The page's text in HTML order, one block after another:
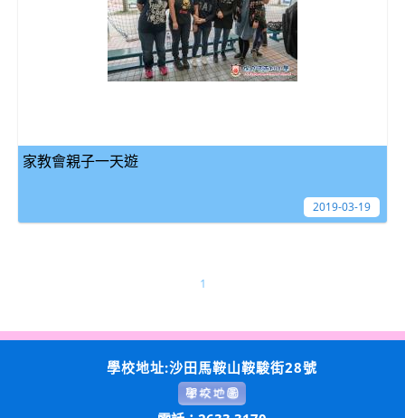
家教會親子一天遊
2019-03-19
1
學校地址:沙田馬鞍山鞍駿街28號